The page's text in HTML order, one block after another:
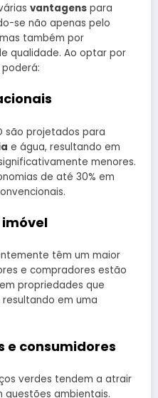
vantagens para
se não apenas pelo
também por
qualidade. Ao optar por
são projetados para
e água, resultando em
menores.
de até 30% em
têm um maior
e compradores estão
propriedades que
em uma
e consumidores
verdes tendem a atrair
questões ambientais.